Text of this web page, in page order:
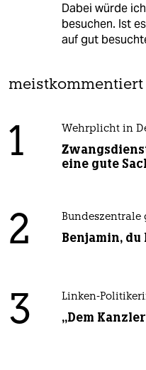
Dabei würde
besuchen. Ist
auf gut
meistkommentiert
1 Wehrplicht in
eine gute
2 Benjamin,
3 Linken-
„Dem